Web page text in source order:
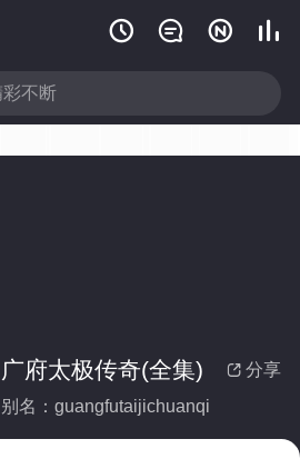
   
 分享
广府太极传奇(全集)
别名：guangfutaijichuanqi